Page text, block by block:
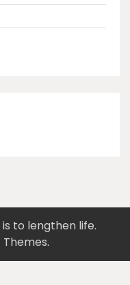
to lengthen life.
.